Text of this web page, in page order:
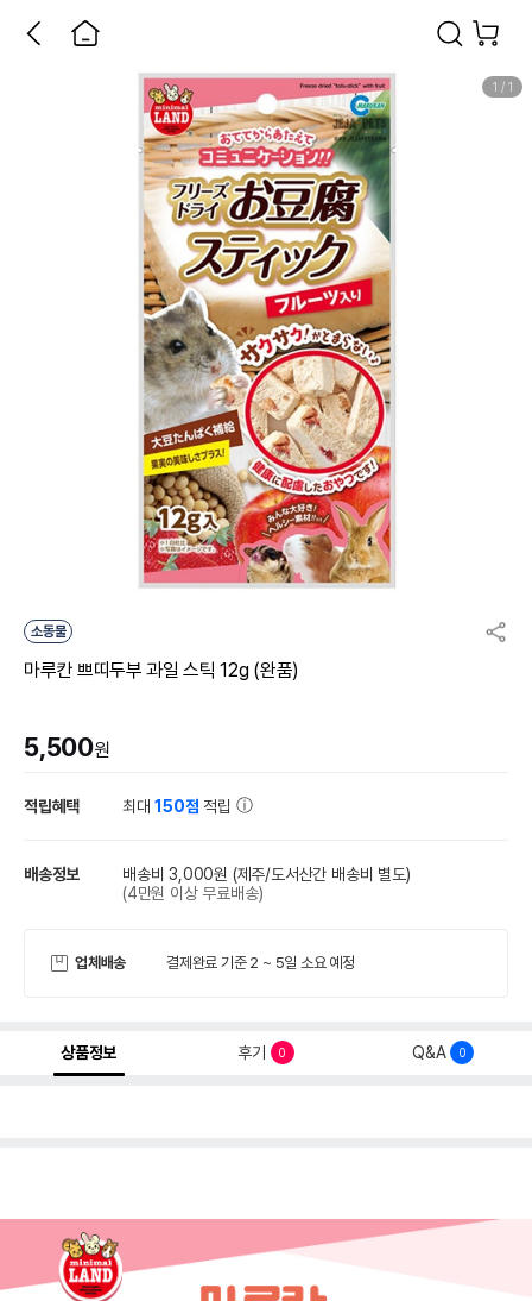
1 / 1
소동물
마루칸 쁘띠두부 과일 스틱 12g (완품)
5,500원
적립혜택 최대150점 적립
배송정보 배송비 3,000원 (제주/도서산간 배송비 별도)
(4만원 이상 무료배송)
업체배송 결제완료 기준 2 ~ 5일 소요 예정
상품정보 후기 0 Q&A 0